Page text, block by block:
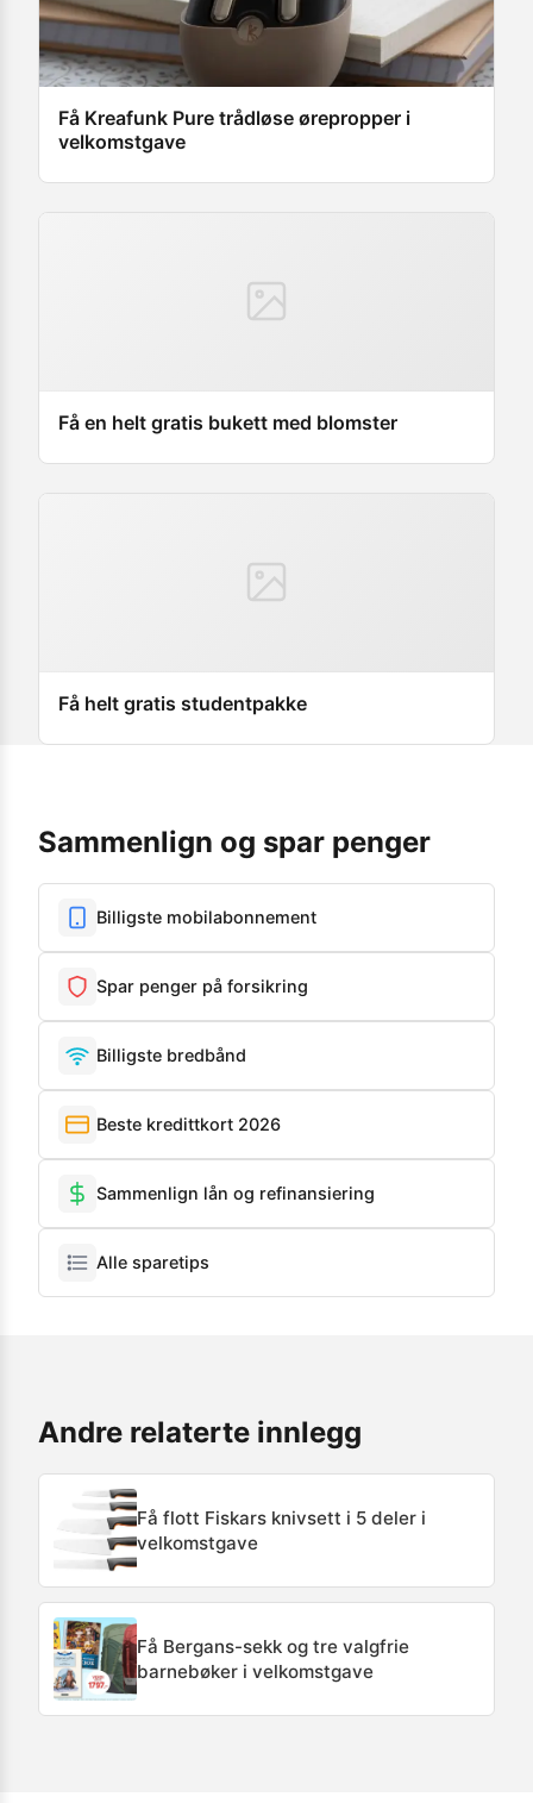
Få Kreafunk Pure trådløse ørepropper i
velkomstgave
Få en helt gratis bukett med blomster
Få helt gratis studentpakke
Sammenlign og spar penger
Billigste mobilabonnement
Spar penger på forsikring
Billigste bredbånd
Beste kredittkort 2026
Sammenlign lån og refinansiering
Alle sparetips
Andre relaterte innlegg
Få flott Fiskars knivsett i 5 deler i
velkomstgave
Få Bergans-sekk og tre valgfrie
barnebøker i velkomstgave